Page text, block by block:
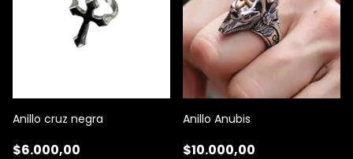
Anillo cruz negra
$6.000,00
Anillo Anubis
$10.000,00